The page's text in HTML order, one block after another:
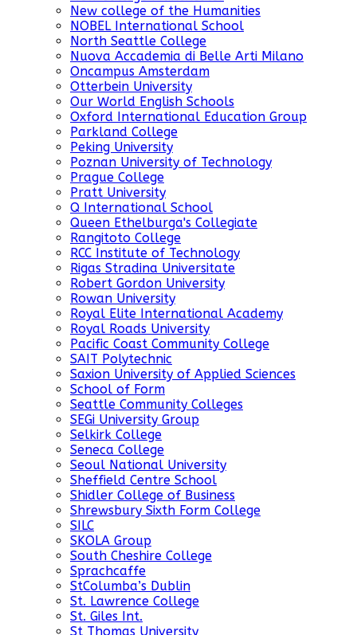
New college of the Humanities
NOBEL International School
North Seattle College
Nuova Accademia di Belle Arti Milano
Oncampus Amsterdam
Otterbein University
Our World English Schools
Oxford International Education Group
Parkland College
Peking University
Poznan University of Technology
Prague College
Pratt University
Q International School
Queen Ethelburga's Collegiate
Rangitoto College
RCC Institute of Technology
Rigas Stradina Universitate
Robert Gordon University
Rowan University
Royal Elite International Academy
Royal Roads University
Pacific Coast Community College
SAIT Polytechnic
Saxion University of Applied Sciences
School of Form
Seattle Community Colleges
SEGi University Group
Selkirk College
Seneca College
Seoul National University
Sheffield Centre School
Shidler College of Business
Shrewsbury Sixth Form College
SILC
SKOLA Group
South Cheshire College
Sprachcaffe
StColumba’s Dublin
St. Lawrence College
St. Giles Int.
St Thomas University